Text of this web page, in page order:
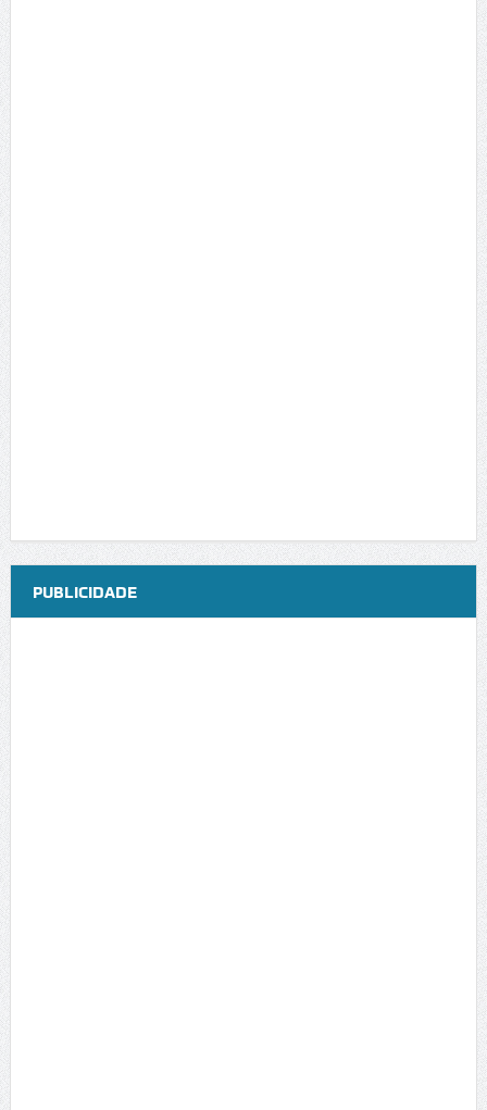
PUBLICIDADE